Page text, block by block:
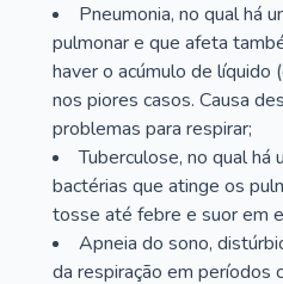
Pneumonia, no qual há
pulmonar e que afeta
haver o acúmulo de líquido
nos piores casos. Causa
problemas para respirar;
Tuberculose, no qual há
bactérias que atinge os
tosse até febre e suor em
Apneia do sono,
da respiração em períodos